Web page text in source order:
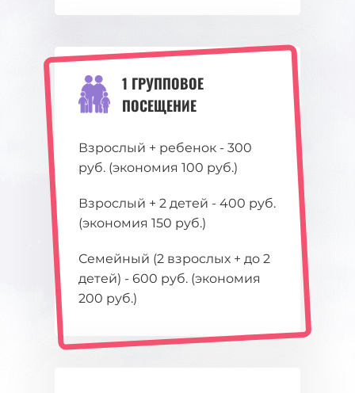
1 ГРУППОВОЕ
ПОСЕЩЕНИЕ
Взрослый + ребенок - 300
руб. (экономия 100 руб.)
Взрослый + 2 детей - 400 руб.
(экономия 150 руб.)
Семейный (2 взрослых + до 2
детей) - 600 руб. (экономия
200 руб.)